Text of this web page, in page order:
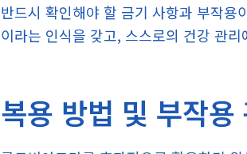
반드시 확인해야 할 금기 사항과 부작
이라는 인식을 갖고, 스스로의 건강 관
복용 방법 및 부작용